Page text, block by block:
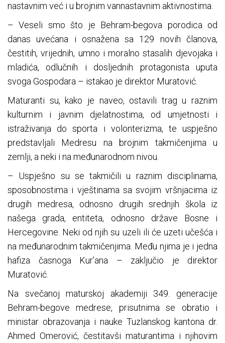
nastavnim već i u brojnim vannastavnim aktivnostima.
– Veseli smo što je Behram-begova porodica od
danas uvećana i osnažena sa 129 novih članova,
čestitih, vrijednih, umno i moralno stasalih djevojaka i
mladića, odlučnih i dosljednih protagonista uputa
svoga Gospodara – istakao je direktor Muratović.
Maturanti su, kako je naveo, ostavili trag u raznim
kulturnim i javnim djelatnostima, od umjetnosti i
istraživanja do sporta i volonterizma, te uspješno
predstavljali Medresu na brojnim takmičenjima u
zemlji, a neki i na međunarodnom nivou.
– Uspješno su se takmičili u raznim disciplinama,
sposobnostima i vještinama sa svojim vršnjacima iz
drugih medresa, odnosno drugih srednjih škola iz
našega grada, entiteta, odnosno države Bosne i
Hercegovine. Neki od njih su uzeli ili će uzeti učešća i
na međunarodnim takmičenjima. Među njima je i jedna
hafiza časnoga Kur’ana – zaključio je direktor
Muratović.
Na svečanoj maturskoj akademiji 349. generacije
Behram-begove medrese, prisutnima se obratio i
ministar obrazovanja i nauke Tuzlanskog kantona dr.
Ahmed Omerović, čestitavši maturantima i njihovim